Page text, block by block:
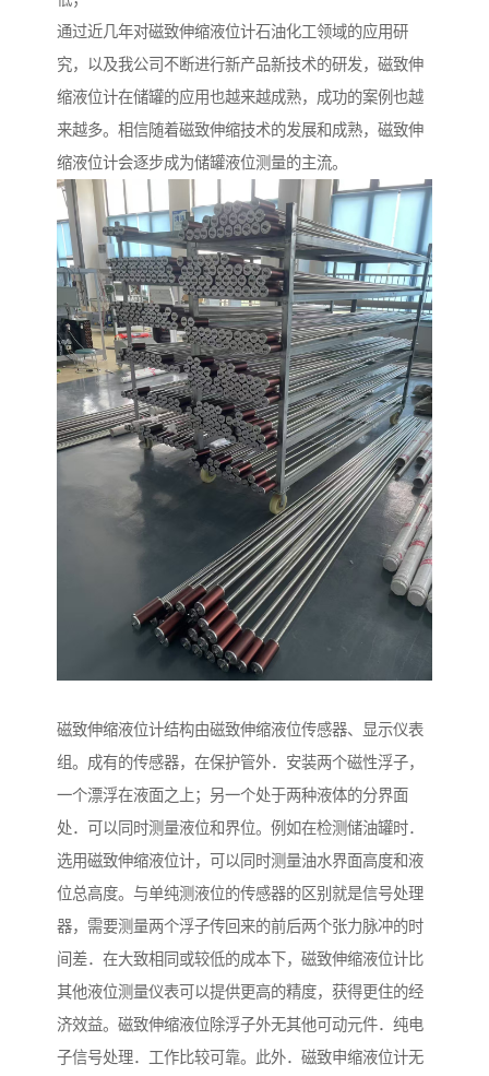
通过近几年对磁致伸缩液位计石油化工领域的应用研
究，以及我公司不断进行新产品新技术的研发，磁致伸
缩液位计在储罐的应用也越来越成熟，成功的案例也越
来越多。相信随着磁致伸缩技术的发展和成熟，磁致伸
缩液位计会逐步成为储罐液位测量的主流。
磁致伸缩液位计结构由磁致伸缩液位传感器、显示仪表
组。成有的传感器，在保护管外．安装两个磁性浮子，
一个漂浮在液面之上；另一个处于两种液体的分界面
处．可以同时测量液位和界位。例如在检测储油罐时．
选用磁致伸缩液位计，可以同时测量油水界面高度和液
位总高度。与单纯测液位的传感器的区别就是信号处理
器，需要测量两个浮子传回来的前后两个张力脉冲的时
间差．在大致相同或较低的成本下，磁致伸缩液位计比
其他液位测量仪表可以提供更高的精度，获得更住的经
济效益。磁致伸缩液位除浮子外无其他可动元件．纯电
子信号处理．工作比较可靠。此外．磁致申缩液位计无